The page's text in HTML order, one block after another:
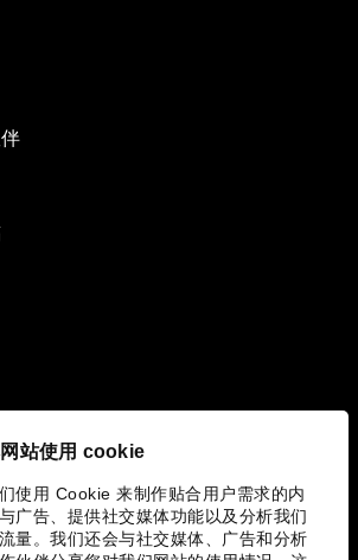
站使用 cookie
使用 Cookie 来制作贴合用户需求的内
广告、提供社交媒体功能以及分析我们
量。我们还会与社交媒体、广告和分析